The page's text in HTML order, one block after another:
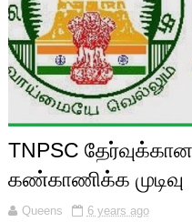
TNPSC
கண்காணிக்க முடிவு
Queens 6 years ago